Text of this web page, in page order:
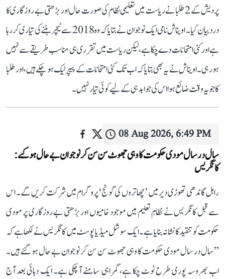
پردیش کے 2 طلبا نے ریاست میں تعلیمی نظام کی صورت حال اور بڑھتی بے روزگاری کا
درد بیان کیا۔ اویناش نامی ایک نوجوان نے بتایا کہ وہ 2018 سے ٹیچر بننے کی تیاری کر رہا
ہے اور کئی امتحانات دے چکا ہے، لیکن ریاست میں تقرری ہی مناسب طریقے سے نہیں
ہو رہی۔ اویناش نے یہ بھی بتایا کہ اب تک کئی امتحانات کے پیپر لیک ہو چکے ہیں، اور طلبا
کا جو یہ وقت ضائع ہوا اس کی جوابدہی کے لیے کوئی تیار نہیں۔
08 Aug 2026, 6:49 PM
سال در سال مودی حکومت کا وہی جھوٹ سن سن کر نوجوان بے حال ہو گئے:
کانگریس
راہل گاندھی تھوڑی دیر میں ’چھاتروں کی گونج‘ پروگرام میں شرکت کریں گے۔ اس
سے قبل کانگریس نے نظامِ تعلیم میں موجود خامیوں اور بڑھتی بے روزگاری پر مودی
حکومت کو تنقید کا نشانہ بنایا ہے۔ ایک سوشل میڈیا پوسٹ میں کانگریس نے لکھا ہے کہ
’’سال در سال مودی حکومت کا وہی جھوٹ سن سن کر نوجوان بے حال ہو گئے ہیں۔
اب بھروسہ پوری طرح ٹوٹ چکا ہے، گمراہی سامنے آ چکی ہے۔ ایک دہائی بعد آج